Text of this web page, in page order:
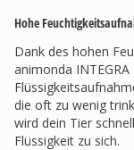
Hohe
Dank des hohen
animonda
die oft zu wenig
wird dein Tier
Flüssigkeit zu sich.